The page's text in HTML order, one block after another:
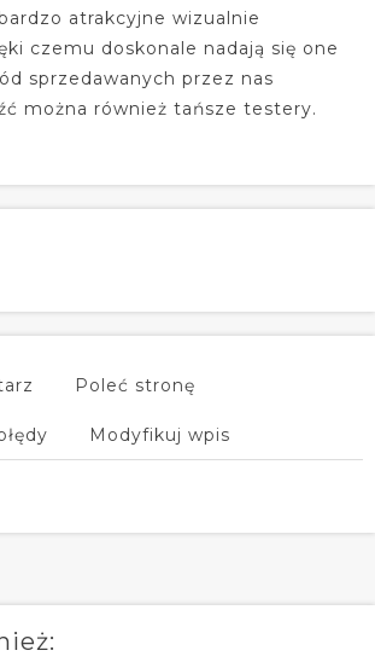
atrakcyjne wizualnie
czemu doskonale nadają się one
sprzedawanych przez nas
można również tańsze testery.
Poleć stronę
Modyfikuj wpis